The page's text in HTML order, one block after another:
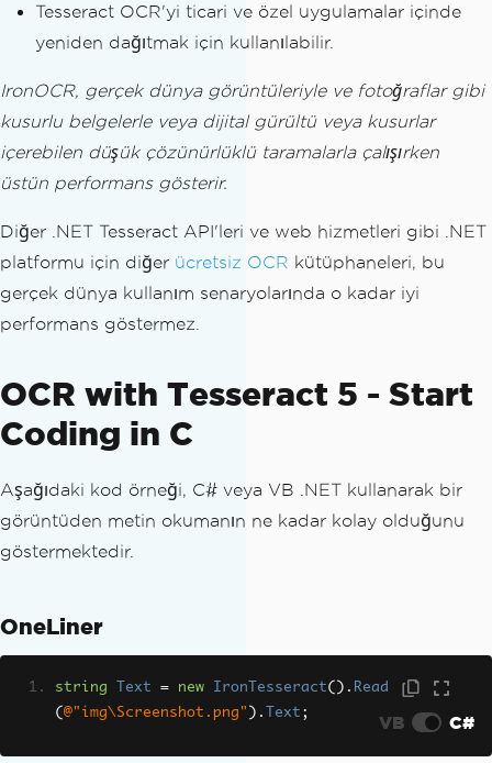
Tesseract OCR'yi ticari ve özel uygulamalar içinde
yeniden dağıtmak için kullanılabilir.
IronOCR, gerçek dünya görüntüleriyle ve fotoğraflar gibi
kusurlu belgelerle veya dijital gürültü veya kusurlar
içerebilen düşük çözünürlüklü taramalarla çalışırken
üstün performans gösterir.
Diğer .NET Tesseract API'leri ve web hizmetleri gibi .NET
platformu için diğer ücretsiz OCR kütüphaneleri, bu
gerçek dünya kullanım senaryolarında o kadar iyi
performans göstermez.
OCR with Tesseract 5 - Start
Coding in C
Aşağıdaki kod örneği, C# veya VB .NET kullanarak bir
görüntüden metin okumanın ne kadar kolay olduğunu
göstermektedir.
OneLiner
string Text = new IronTesseract(). Read
( @"img\Screenshot.png" ). Text ; VB C#